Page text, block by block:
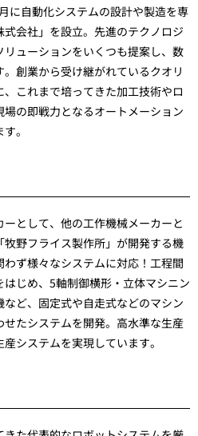
に自動化システムの設計や製造を専
会社」を設立。先進のテクノロジ
ューションをいくつも提案し、数
創業から受け継がれているクオリ
これまで培ってきた加工技術やロ
の即戦力となるオートメーション
。
として、他の工作機械メーカーと
野フライス製作所」が開発する機
ず様々なシステムに対応！工程間
じめ、5軸制御横形・立体マシニン
ど、固定式や自走式などのマシン
たシステムを開発。高水準な生産
システムを実現しています。